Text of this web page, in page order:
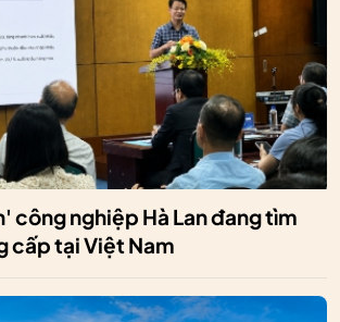
công nghiệp Hà Lan đang tìm
cấp tại Việt Nam